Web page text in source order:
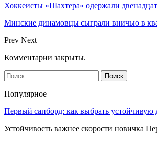
Хоккеисты «Шахтера» одержали
Минские динамовцы сыграли вничью в
Prev Next
Комментарии закрыты.
Популярное
Первый сапборд: как выбрать устойчивую
Устойчивость важнее скорости новичка